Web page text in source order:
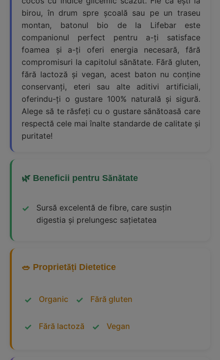
birou, în drum spre școală sau pe un traseu
montan, batonul bio de la Lifebar este
companionul perfect pentru a-ți satisface
foamea și a-ți oferi energia necesară, fără
compromisuri la capitolul sănătate. Fără gluten,
fără lactoză și vegan, acest baton nu conține
conservanți, eteri sau alte aditivi artificiali,
oferindu-ți o gustare 100% naturală și sigură.
Alege să te răsfeți cu o gustare sănătoasă care
respectă cele mai înalte standarde de calitate și
puritate!
🌿 Beneficii pentru Sănătate
Sursă excelentă de fibre, care susțin
digestia și prelungesc sațietatea
🥗 Proprietăți Dietetice
Organic Fără gluten
Fără lactoză Vegan